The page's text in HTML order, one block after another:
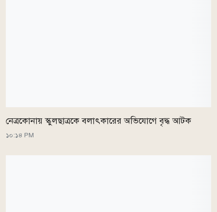
নেত্রকোনায় স্কুলছাত্রকে বলাৎকারের অভিযোগে বৃদ্ধ আটক
১০:১৪ PM